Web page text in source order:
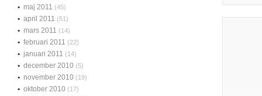
maj 2011 (45)
april 2011 (51)
mars 2011 (14)
februari 2011 (22)
januari 2011 (14)
december 2010 (5)
november 2010 (19)
oktober 2010 (17)